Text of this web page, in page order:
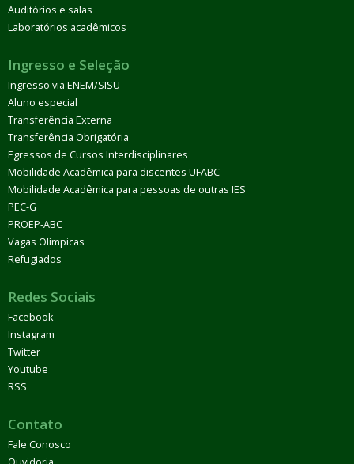
Auditórios e salas
Laboratórios acadêmicos
Ingresso e Seleção
Ingresso via ENEM/SISU
Aluno especial
Transferência Externa
Transferência Obrigatória
Egressos de Cursos Interdisciplinares
Mobilidade Acadêmica para discentes UFABC
Mobilidade Acadêmica para pessoas de outras IES
PEC-G
PROEP-ABC
Vagas Olímpicas
Refugiados
Redes Sociais
Facebook
Instagram
Twitter
Youtube
RSS
Contato
Fale Conosco